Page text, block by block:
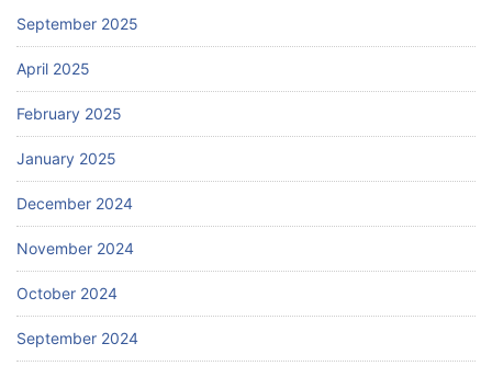
September 2025
April 2025
February 2025
January 2025
December 2024
November 2024
October 2024
September 2024